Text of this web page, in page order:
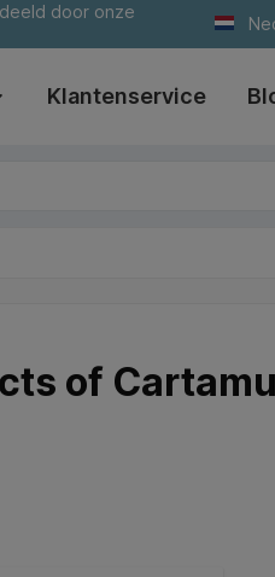
door onze
Klantenservice
of